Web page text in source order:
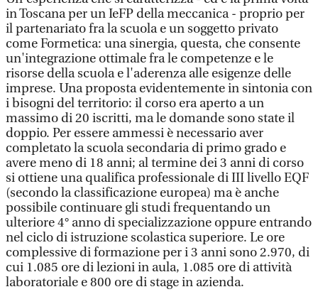
in Toscana per un IeFP della meccanica - proprio per
il partenariato fra la scuola e un soggetto privato
come Formetica: una sinergia, questa, che consente
un'integrazione ottimale fra le competenze e le
risorse della scuola e l'aderenza alle esigenze delle
imprese. Una proposta evidentemente in sintonia con
i bisogni del territorio: il corso era aperto a un
massimo di 20 iscritti, ma le domande sono state il
doppio. Per essere ammessi è necessario aver
completato la scuola secondaria di primo grado e
avere meno di 18 anni; al termine dei 3 anni di corso
si ottiene una qualifica professionale di III livello EQF
(secondo la classificazione europea) ma è anche
possibile continuare gli studi frequentando un
ulteriore 4° anno di specializzazione oppure entrando
nel ciclo di istruzione scolastica superiore. Le ore
complessive di formazione per i 3 anni sono 2.970, di
cui 1.085 ore di lezioni in aula, 1.085 ore di attività
laboratoriale e 800 ore di stage in azienda.